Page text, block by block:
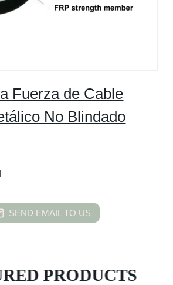
Fuerza de Cable
No Blindado
SEND EMAIL TO US
PRODUCTS